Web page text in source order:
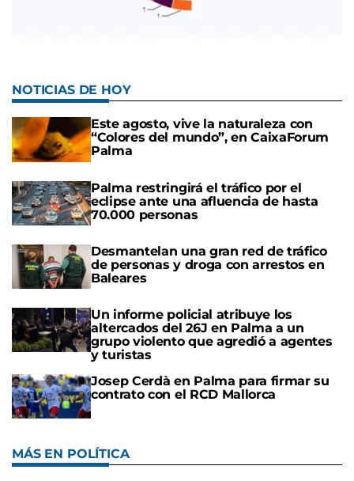
NOTICIAS DE HOY
Este agosto, vive la naturaleza con
“Colores del mundo”, en CaixaForum
Palma
Palma restringirá el tráfico por el
eclipse ante una afluencia de hasta
70.000 personas
Desmantelan una gran red de tráfico
de personas y droga con arrestos en
Baleares
Un informe policial atribuye los
altercados del 26J en Palma a un
grupo violento que agredió a agentes
y turistas
Josep Cerdà en Palma para firmar su
contrato con el RCD Mallorca
MÁS EN POLÍTICA